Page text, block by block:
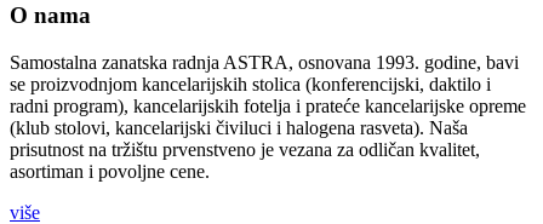
O nama
Samostalna zanatska radnja ASTRA, osnovana 1993. godine, bavi
se proizvodnjom kancelarijskih stolica (konferencijski, daktilo i
radni program), kancelarijskih fotelja i prateće kancelarijske opreme
(klub stolovi, kancelarijski čiviluci i halogena rasveta). Naša
prisutnost na tržištu prvenstveno je vezana za odličan kvalitet,
asortiman i povoljne cene.
više